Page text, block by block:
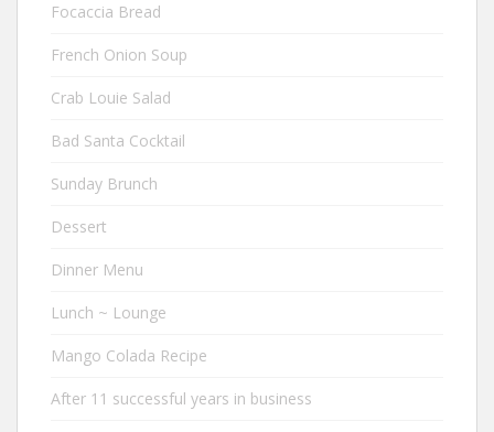
Focaccia Bread
French Onion Soup
Crab Louie Salad
Bad Santa Cocktail
Sunday Brunch
Dessert
Dinner Menu
Lunch ~ Lounge
Mango Colada Recipe
After 11 successful years in business